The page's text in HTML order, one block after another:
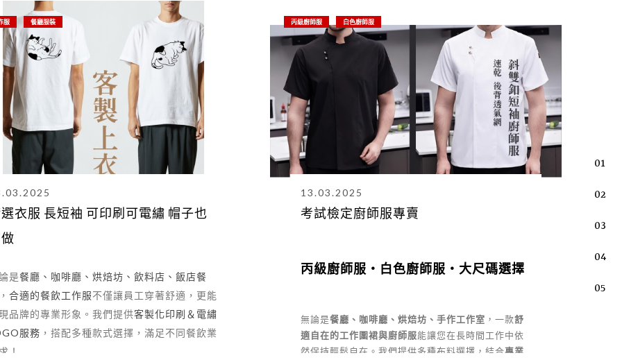
01
02
03
04
05
服 餐廳服裝
衣服 長短袖 可印刷可電繡 帽子也
是餐廳、咖啡廳、烘焙坊、飲料店、飯店餐
，合適的餐飲工作服不僅讓員工穿著舒適，更能
品牌的專業形象。我們提供客製化印刷＆電繡
服務 ，搭配多種款式選擇，滿足不同餐飲業
！
丙級廚師服 白色廚師服
13.03.2025
考試檢定廚師服專賣
丙級廚師服・白色廚師服・大尺碼選擇
無論是餐廳、咖啡廳、烘焙坊、手作工作室 ，一款舒
適自在的工作圍裙與廚師服能讓您在長時間工作中依
然保持輕鬆自在。我們提供多種布料選擇，結合專業